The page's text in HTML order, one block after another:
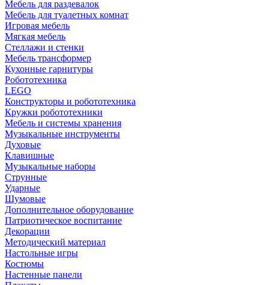
Мебель для раздевалок
Мебель для туалетных комнат
Игровая мебель
Мягкая мебель
Стеллажи и стенки
Мебель трансформер
Кухонные гарнитуры
Робототехника
LEGO
Конструкторы и робототехника
Кружки робототехники
Мебель и системы хранения
Музыкальные инструменты
Духовые
Клавишные
Музыкальные наборы
Струнные
Ударные
Шумовые
Дополнительное оборудование
Патриотическое воспитание
Декорации
Методический материал
Настольные игры
Костюмы
Настенные панели